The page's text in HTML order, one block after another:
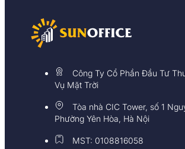
Công Ty Cổ Phần Đầu Tư
Vụ Mặt Trời
Tòa nhà CIC Tower, số 1
Phường Yên Hòa, Hà Nội
MST: 0108816058